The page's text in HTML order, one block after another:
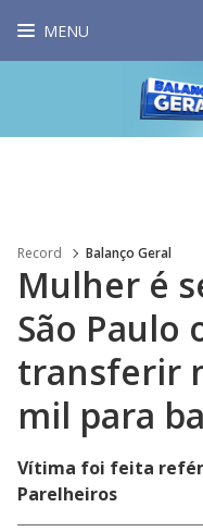
MENU
Record Balanço Geral
Mulher é
São Paulo
transferir
mil para
Vítima foi feita
Parelheiros